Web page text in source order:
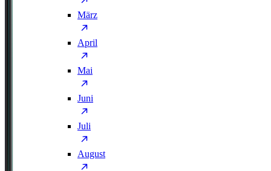
März
April
Mai
Juni
Juli
August